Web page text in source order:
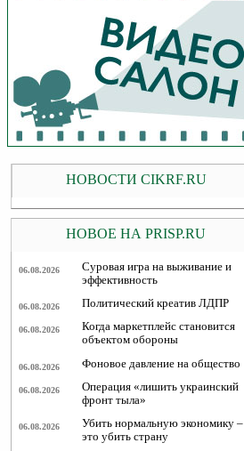
НОВОСТИ CIKRF.RU
НОВОЕ НА PRISP.RU
06.08.2026
Суровая игра на выживание и
эффективность
06.08.2026 Политический креатив ЛДПР
06.08.2026
Когда маркетплейс становится
объектом обороны
06.08.2026 Фоновое давление на общество
06.08.2026
Операция «лишить украинский
фронт тыла»
06.08.2026
Убить нормальную экономику –
это убить страну